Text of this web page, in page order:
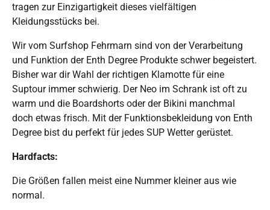
tragen zur Einzigartigkeit dieses vielfältigen
Kleidungsstücks bei.
Wir vom Surfshop Fehrmarn sind von der Verarbeitung
und Funktion der Enth Degree Produkte schwer begeistert.
Bisher war dir Wahl der richtigen Klamotte für eine
Suptour immer schwierig. Der Neo im Schrank ist oft zu
warm und die Boardshorts oder der Bikini manchmal
doch etwas frisch. Mit der Funktionsbekleidung von Enth
Degree bist du perfekt für jedes SUP Wetter gerüstet.
Hardfacts:
Die Größen fallen meist eine Nummer kleiner aus wie
normal.